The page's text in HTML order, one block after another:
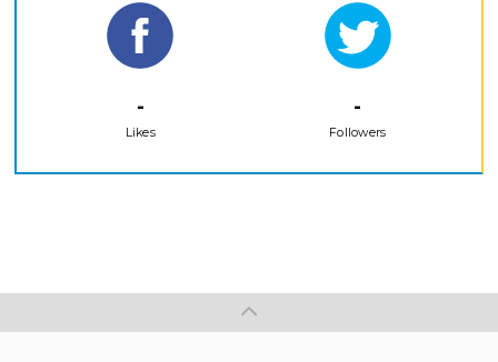
-
Likes
-
Followers